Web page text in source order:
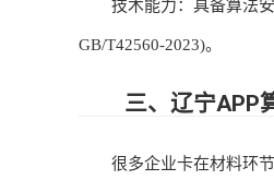
技术能力：具备算法安
GB/T42560-2023)。
三、辽宁APP算
很多企业卡在材料环节